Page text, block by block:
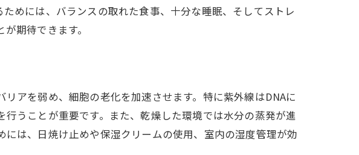
細胞
ケア方法
めには、バランスの取れた食事、十分な睡眠、そしてストレ
期待できます。
アを弱め、細胞の老化を加速させます。特に紫外線はDNAに
うことが重要です。また、乾燥した環境では水分の蒸発が進
は、日焼け止めや保湿クリームの使用、室内の湿度管理が効